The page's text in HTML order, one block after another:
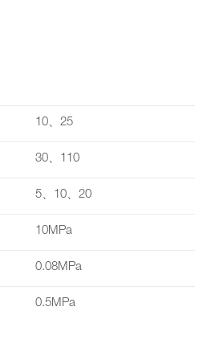
10、25
30、110
5、10、20
10MPa
0.08MPa
0.5MPa